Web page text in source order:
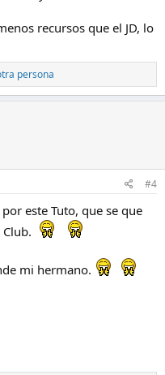
recursos que el JD, lo
persona
#4
este Tuto, que se que
mi hermano.